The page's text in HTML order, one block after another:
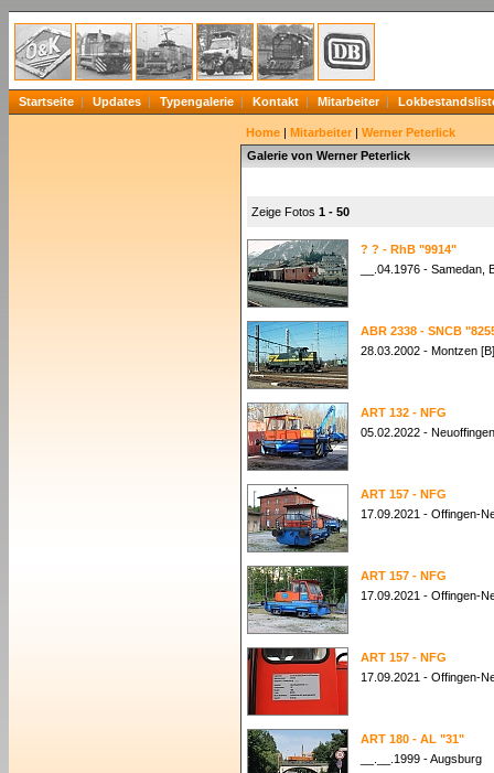
Startseite Updates Typengalerie Kontakt Mitarbeiter
Home | Mitarbeiter | Werner Peterlick
Galerie von Werner Peterlick
Zeige Fotos 1 - 50
? ? - RhB "9914"
__.04.1976 - Samedan,
ABR 2338 - SNCB
28.03.2002 - Montzen [B]
ART 132 - NFG
05.02.2022 - Neuoffingen
ART 157 - NFG
17.09.2021 - Offingen-
ART 157 - NFG
17.09.2021 - Offingen-
ART 157 - NFG
17.09.2021 - Offingen-
ART 180 - AL "31"
__.__.1999 - Augsburg